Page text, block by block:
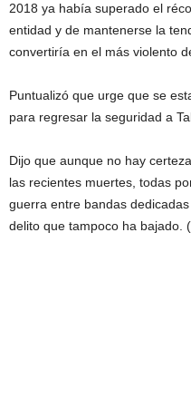
2018 ya había superado el
entidad y de mantenerse la
convertiría en el más violento
Puntualizó que urge que se
para regresar la seguridad a
Dijo que aunque no hay
las recientes muertes, todas
guerra entre bandas
delito que tampoco ha bajado.